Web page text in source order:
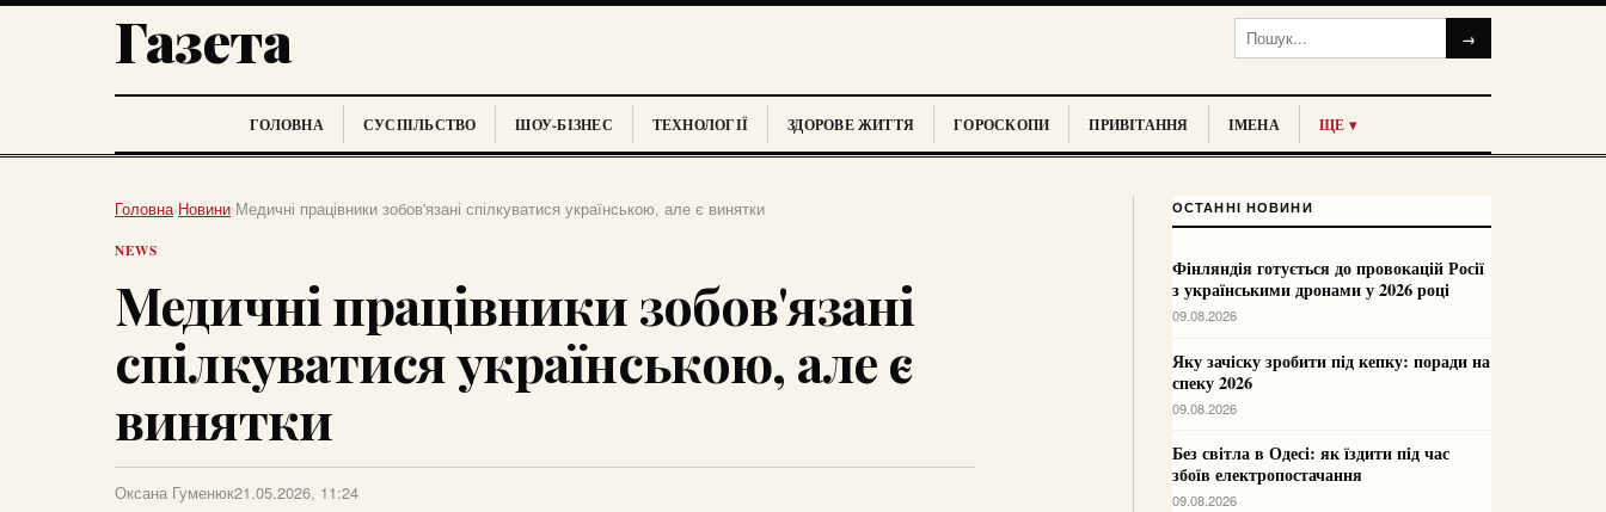
Газета →
ГОЛОВНА СУСПІЛЬСТВО ШОУ-БІЗНЕС ТЕХНОЛОГІЇ ЗДОРОВЕ ЖИТТЯ ГОРОСКОПИ ПРИВІТАННЯ ІМЕНА ЩЕ ▾
Головна›Новини›Медичні працівники зобов'язані спілкуватися українською, але є винятки
NEWS
Медичні працівники зобов'язані
спілкуватися українською, але є
винятки
Оксана Гуменюк21.05.2026, 11:24
ОСТАННІ НОВИНИ
Фінляндія готується до провокацій Росії
з українськими дронами у 2026 році
09.08.2026
Яку зачіску зробити під кепку: поради на
спеку 2026
09.08.2026
Без світла в Одесі: як їздити під час
збоїв електропостачання
09.08.2026